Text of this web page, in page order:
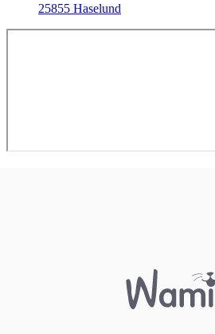
25855 Haselund